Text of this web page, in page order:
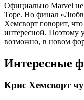
Официально Marvel
Торе. Но финал
Хемсворт говорит,
интересной. Поэтому
возможно, в новом
Интересные
Крис Хемсворт